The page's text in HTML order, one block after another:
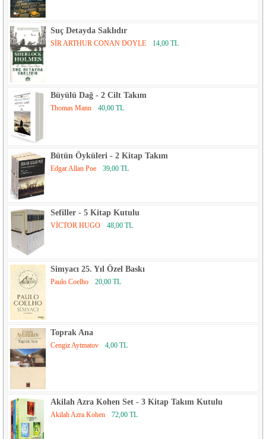
Suç Detayda Saklıdır
SİR ARTHUR CONAN DOYLE 14,00 TL
Büyülü Dağ - 2 Cilt Takım
Thomas Mann 40,00 TL
Bütün Öyküleri - 2 Kitap Takım
Edgar Allan Poe 39,00 TL
Sefiller - 5 Kitap Kutulu
VİCTOR HUGO 48,00 TL
Simyacı 25. Yıl Özel Baskı
Paulo Coelho 20,00 TL
Toprak Ana
Cengiz Aytmatov 4,00 TL
Akilah Azra Kohen Set - 3 Kitap Takım Kutulu
Akilah Azra Kohen 72,00 TL